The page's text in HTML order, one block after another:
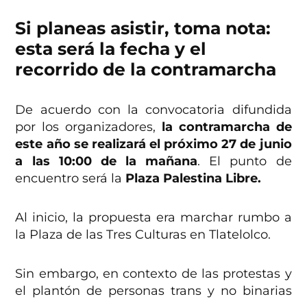
Si planeas asistir, toma nota:
esta será la fecha y el
recorrido de la contramarcha
De acuerdo con la convocatoria difundida
por los organizadores, la contramarcha de
este año se realizará el próximo 27 de junio
a las 10:00 de la mañana. El punto de
encuentro será la Plaza Palestina Libre.
Al inicio, la propuesta era marchar rumbo a
la Plaza de las Tres Culturas en Tlatelolco.
Sin embargo, en contexto de las protestas y
el plantón de personas trans y no binarias